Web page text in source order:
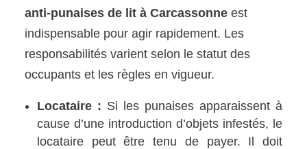
anti-punaises de lit à Carcassonne est
indispensable pour agir rapidement. Les
responsabilités varient selon le statut des
occupants et les règles en vigueur.
Locataire : Si les punaises apparaissent à
cause d’une introduction d’objets infestés, le
locataire peut être tenu de payer. Il doit